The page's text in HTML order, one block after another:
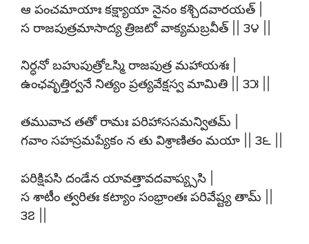
ఆ పంచమాయాః కక్ష్యాయా నైనం కశ్చిదవారయత్ |
స రాజపుత్రమాసాద్య త్రిజటో వాక్యమబ్రవీత్ || ౩౪ ||
నిర్ధనో బహుపుత్రోఽస్మి రాజపుత్ర మహాయశః |
ఉంఛవృత్తిర్వనే నిత్యం ప్రత్యవేక్షస్వ మామితి || ౩౫ ||
తమువాచ తతో రామః పరిహాససమన్వితమ్ |
గవాం సహస్రమప్యేకం న తు విశ్రాణితం మయా || ౩౬ ||
పరిక్షిపసి దండేన యావత్తావదవాప్య్ససి |
స శాటీం త్వరితః కట్యాం సంభ్రాంతః పరివేష్ట్య తామ్ ||
౩౭ ||